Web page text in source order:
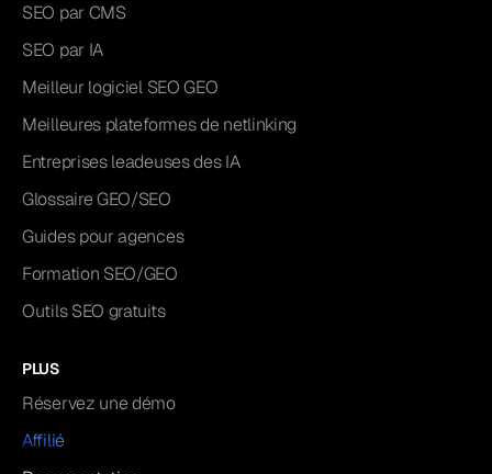
SEO par CMS
SEO par IA
Meilleur logiciel SEO GEO
Meilleures plateformes de netlinking
Entreprises leadeuses des IA
Glossaire GEO/SEO
Guides pour agences
Formation SEO/GEO
Outils SEO gratuits
PLUS
Réservez une démo
Affilié